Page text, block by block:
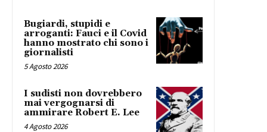
Bugiardi, stupidi e
arroganti: Fauci e il Covid
hanno mostrato chi sono i
giornalisti
5 Agosto 2026
I sudisti non dovrebbero
mai vergognarsi di
ammirare Robert E. Lee
4 Agosto 2026